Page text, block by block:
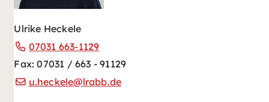
Ulrike Heckele
07031 663-1129
Fax: 07031 / 663 - 91129
u.heckele@lrabb.de